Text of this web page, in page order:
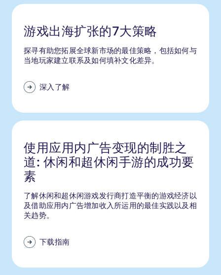
游戏出海扩张的7大策略
探寻有助您拓展全球新市场的最佳策略，包括如何与
当地玩家建立联系及如何填补文化差异。
深入了解
使用应用内广告变现的制胜之
道: 休闲和超休闲手游的成功要
素
了解休闲和超休闲游戏发行商打造平衡的游戏经济以
及借助应用内广告增加收入所运用的最佳实践以及相
关趋势。
下载指南